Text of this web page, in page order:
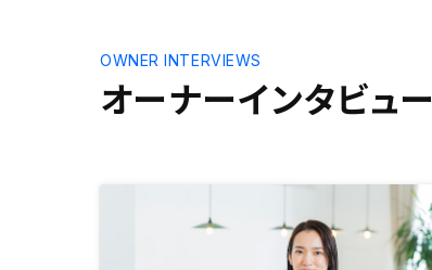
オーナーインタビュー
OWNER INTERVIEWS